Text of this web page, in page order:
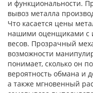
и функциональности.
вывоз металла
Что касается цены
нашими оценщиками с
весов. Прозрачный
возможности
понимает, сколько он
вероятность обмана и
а также мгновенный